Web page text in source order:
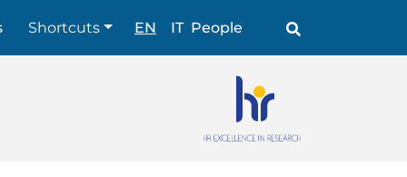
Shortcuts
Shortcuts EN IT People